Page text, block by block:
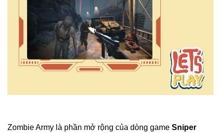
Zombie Army là phần mở rộng của dòng game Sniper